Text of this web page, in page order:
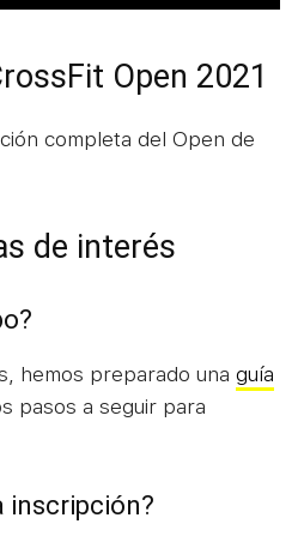
Open 2021
completa del Open de
de interés
hemos preparado una guía
pasos a seguir para
inscripción?